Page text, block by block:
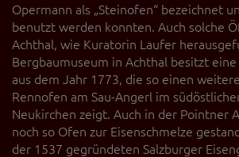
Opermann als „Steinofen“ bezeichnet
benutzt werden konnten. Auch solche
Achthal, wie Kuratorin Laufer
Bergbaumuseum in Achthal besitzt
aus dem Jahr 1773, die so einen
Rennofen am Sau-Angerl im
Neukirchen zeigt. Auch in der Pointner
noch so Ofen zur Eisenschmelze
der 1537 gegründeten Salzburger